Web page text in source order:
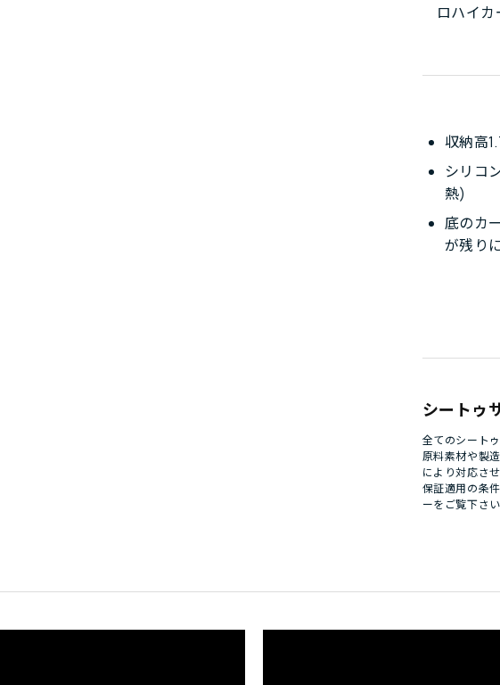
ロハイ
シートゥ
全てのシート
原料素材や製
により対応さ
保証適用の条
ーをご覧下さ
収納高
シリコ
熱)
底のカ
が残り